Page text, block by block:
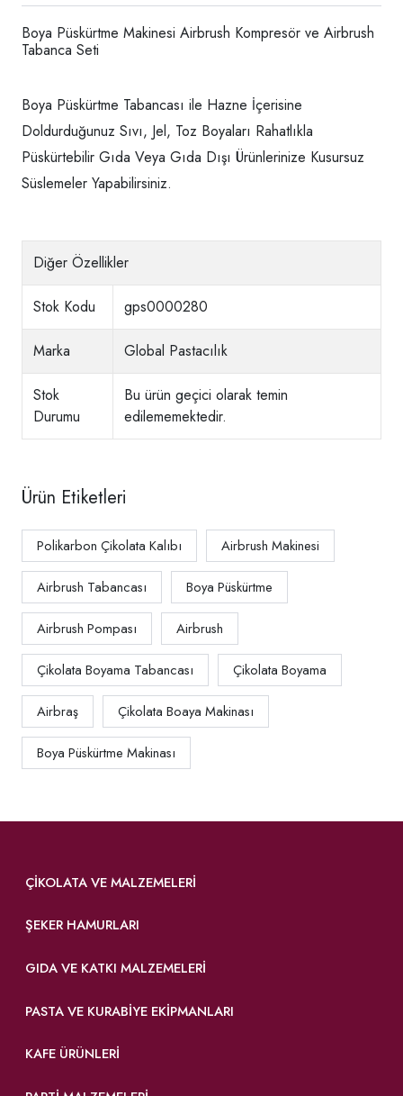
Boya Püskürtme Makinesi Airbrush Kompresör ve Airbrush
Tabanca Seti
Boya Püskürtme Tabancası ile Hazne İçerisine
Doldurduğunuz Sıvı, Jel, Toz Boyaları Rahatlıkla
Püskürtebilir Gıda Veya Gıda Dışı Ürünlerinize Kusursuz
Süslemeler Yapabilirsiniz.
Diğer Özellikler
Stok Kodu gps0000280
Marka Global Pastacılık
Stok
Durumu
Bu ürün geçici olarak temin
edilememektedir.
Ürün Etiketleri
Polikarbon Çikolata Kalıbı Airbrush Makinesi
Airbrush Tabancası Boya Püskürtme
Airbrush Pompası Airbrush
Çikolata Boyama Tabancası Çikolata Boyama
Airbraş Çikolata Boaya Makinası
Boya Püskürtme Makinası
ÇIKOLATA VE MALZEMELERI
ŞEKER HAMURLARI
GIDA VE KATKI MALZEMELERI
PASTA VE KURABIYE EKIPMANLARI
KAFE ÜRÜNLERI